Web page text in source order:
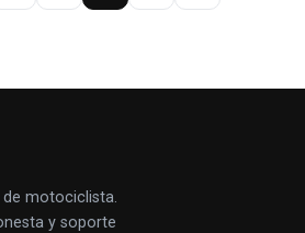
motociclista.
y soporte